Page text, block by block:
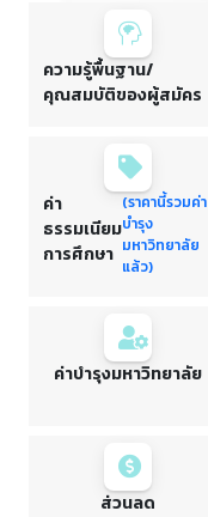
ความรู้พื้นฐาน/
คุณสมบัติของผู้สมัคร
ค่า
ธรรมเนียม
การศึกษา
(ราคานี้รวมค่า
บำรุง
มหาวิทยาลัย
แล้ว)
ค่าบำรุงมหาวิทยาลัย
ส่วนลด